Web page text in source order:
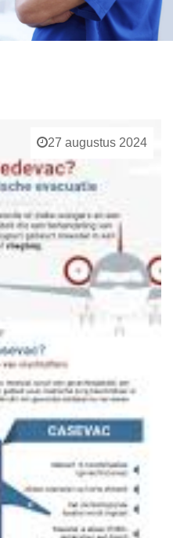
27 augustus 2024